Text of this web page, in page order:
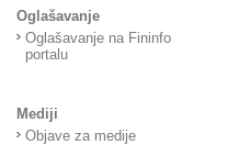
Oglašavanje
Oglašavanje na Fininfo
portalu
Mediji
Objave za medije